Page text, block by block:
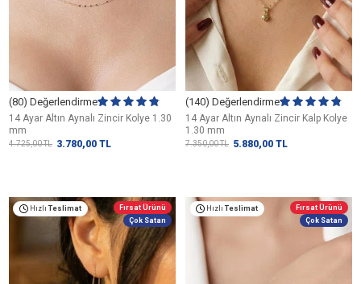
(80) Değerlendirme
14 Ayar Altın Aynalı Zincir Kolye 1.30
mm
4.725,00TL 3.780,00 TL
(140) Değerlendirme
14 Ayar Altın Aynalı Zincir Kalp Kolye
1.30 mm
7.350,00TL 5.880,00 TL
Hızlı Teslimat
Fırsat Ürünü
Çok Satan
Hızlı Teslimat
Fırsat Ürünü
Çok Satan